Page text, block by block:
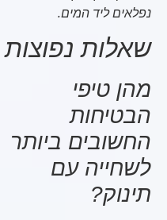
נפלאים ליד המים.
שאלות נפוצות
מהן טיפי
הבטיחות
החשובים ביותר
לשחייה עם
תינוק?